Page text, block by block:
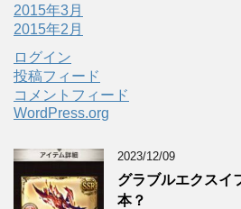
2015年3月
2015年2月
ログイン
投稿フィード
コメントフィード
WordPress.org
2023/12/09
グラブルエクスイ
本？